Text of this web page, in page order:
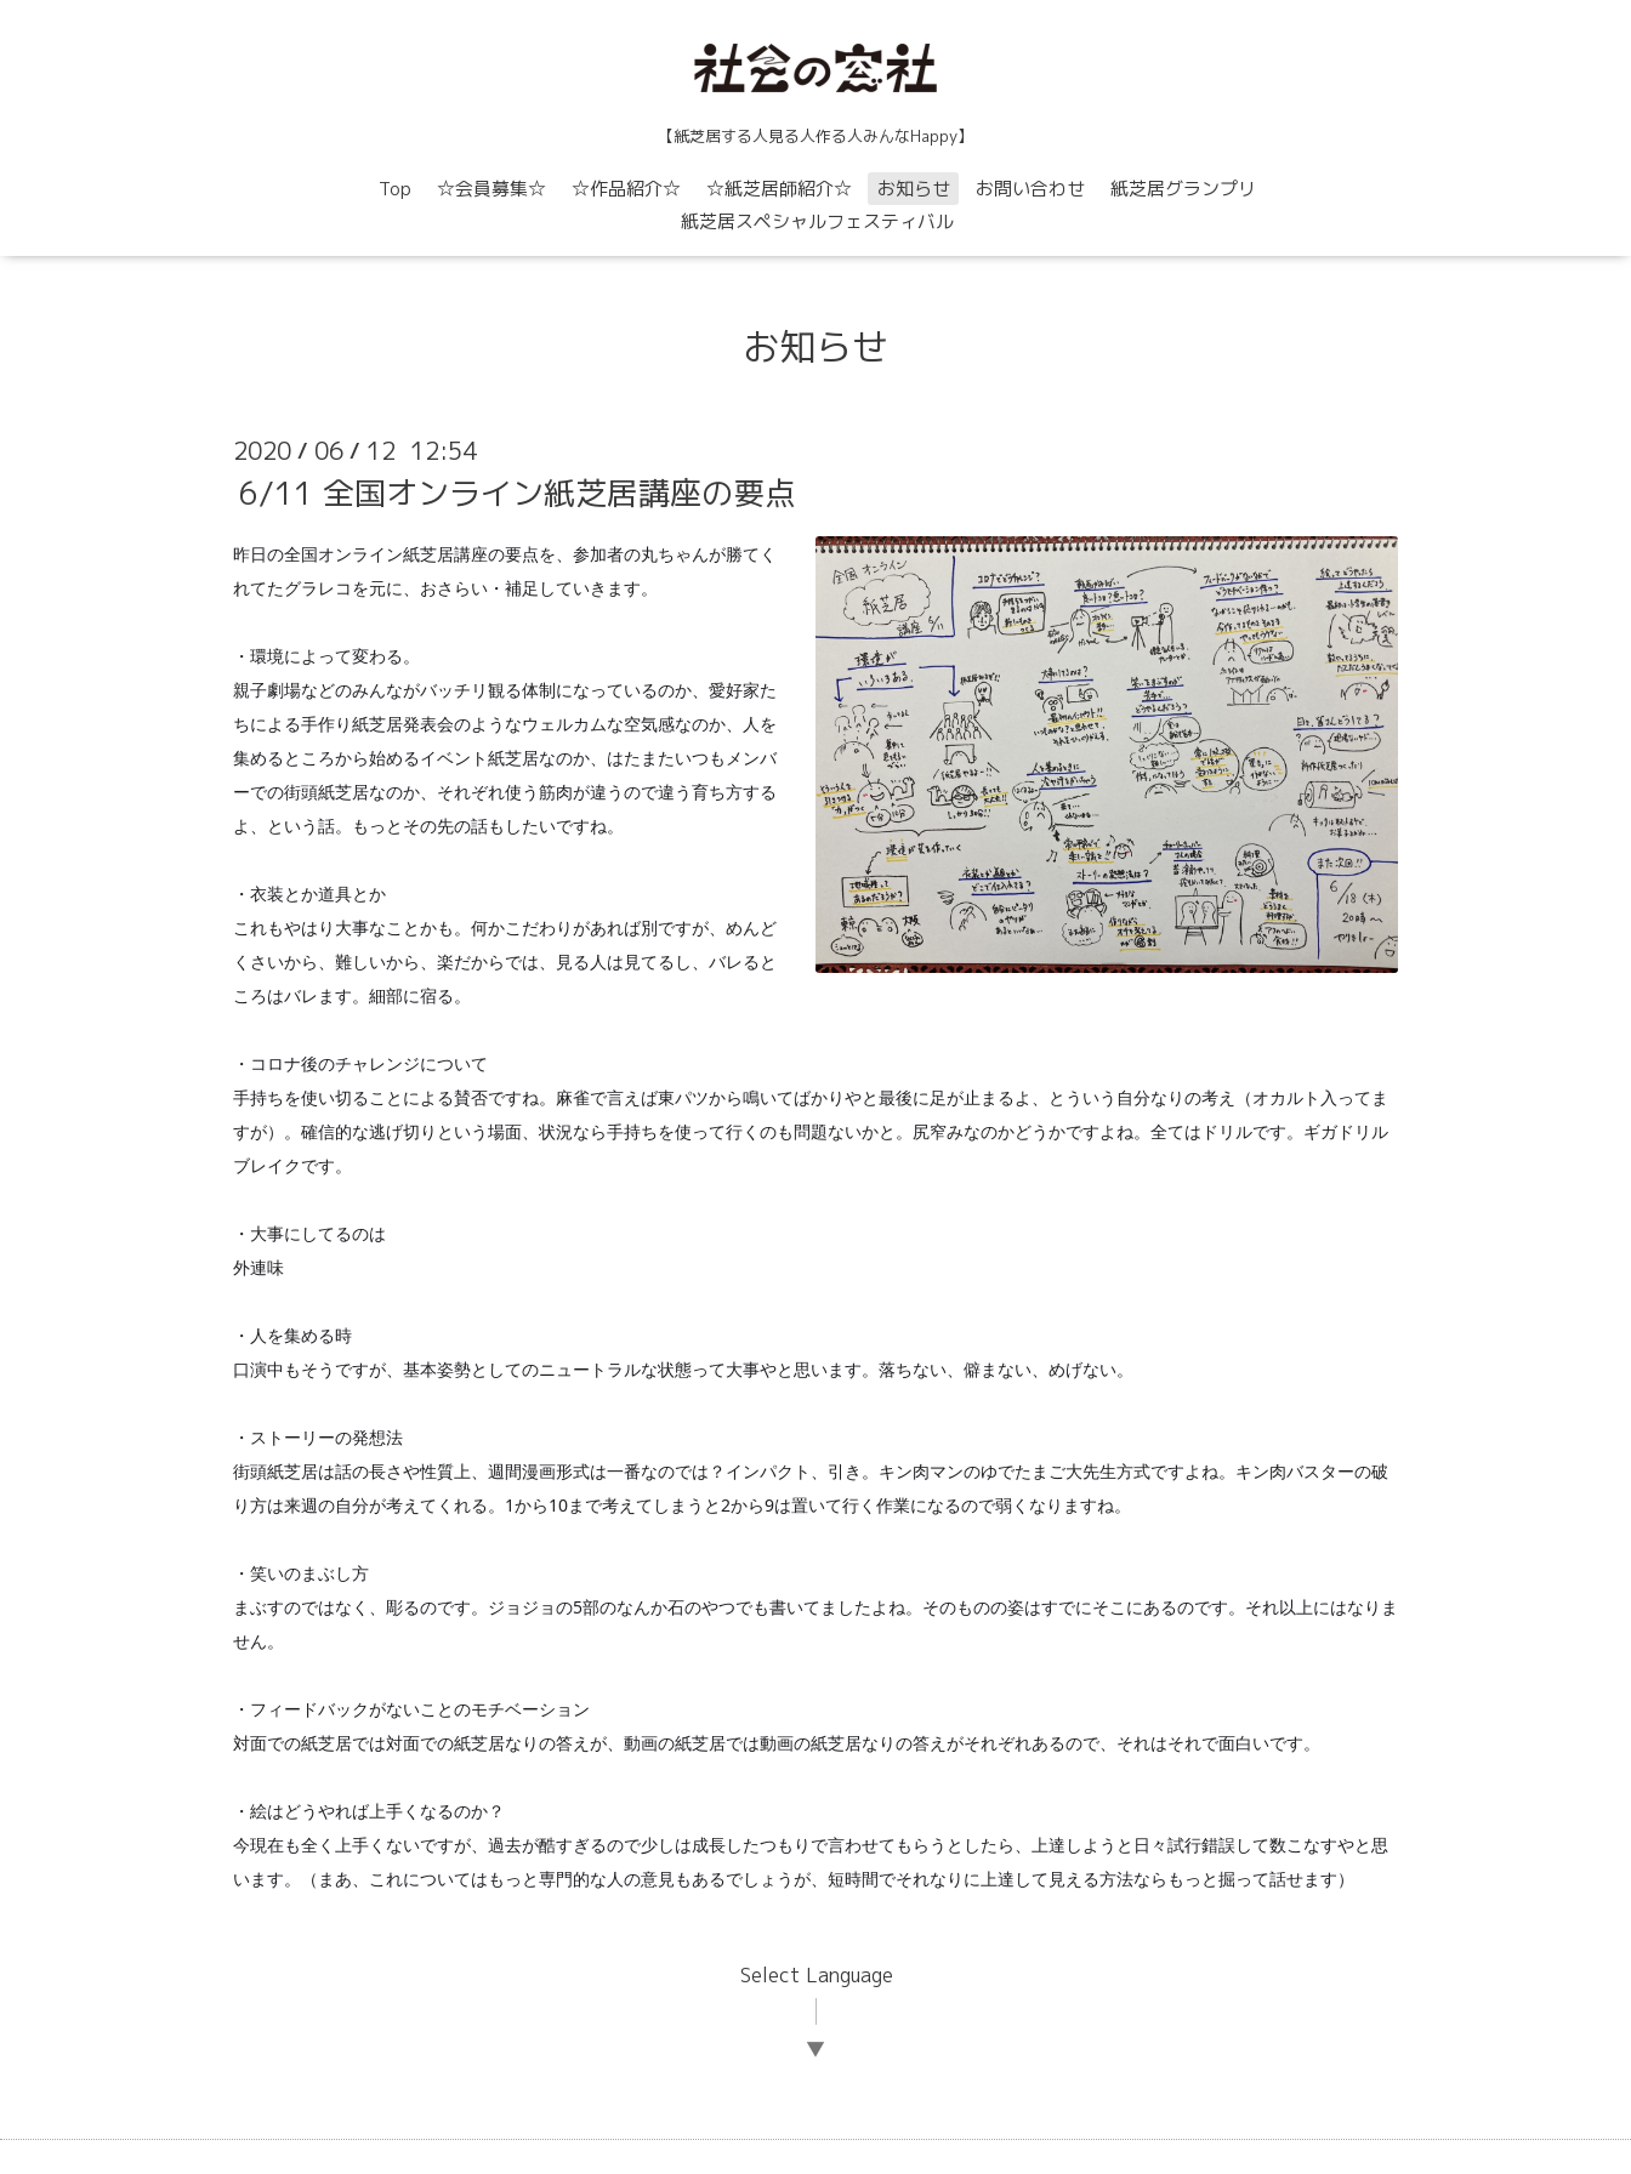
【紙芝居する人見る人作る人みんなHappy】
Top ☆会員募集☆ ☆作品紹介☆ ☆紙芝居師紹介☆ お知らせ お問い合わせ
紙芝居グランプリ
紙芝居スペシャルフェスティバル
お知らせ
2020 / 06 / 12 12:54
6/11 全国オンライン紙芝居講座の要点
昨日の全国オンライン紙芝居講座の要点を、参加者の丸ちゃんが勝てく
れてたグラレコを元に、おさらい・補足していきます。
・環境によって変わる。
親子劇場などのみんながバッチリ観る体制になっているのか、愛好家た
ちによる手作り紙芝居発表会のようなウェルカムな空気感なのか、人を
集めるところから始めるイベン ト紙芝居なのか、はたまたいつもメンバ
ーでの街頭紙芝居なのか、それぞれ使う筋肉が違うので違う育ち方する
よ、
という話。もっとその先の話もしたいですね。
・衣装とか道具とか
これもやはり大事なことかも。何かこだわりがあれば別ですが、めんど
くさいから、難しいから、楽だからでは、見る人は見てるし、バレると
ころはバレます。細部に宿る。
・コロナ後のチャレンジについて
手持ちを使い切ることによる賛否ですね。麻雀で言えば東パツから鳴いてばかりやと最後に足が止まるよ、とういう 自分なりの考え（オカルト入ってま
すが）。確信的な逃げ切りという場面、状況なら手持ちを使って行くのも問題ないかと。尻窄みなのかどうかですよね。全てはドリルです。ギガドリル
ブレイクです。
・大事にしてるのは
外連味
・人を集める時
口演中もそうですが、基本姿勢としてのニュートラルな状態って大事やと思います。落ちない、僻まない、めげない。
・ストーリーの発想法
街頭紙芝居は話の長さや性質上、週間漫画形式は一番なのでは？インパクト、引き。キン肉マンのゆでたまご大先生方式ですよね。キン肉バスターの破
り方は来週の自分が考えてくれる。1から10まで考えてしまうと2から9は置いて行く作業になるので弱くなりますね。
・笑いのまぶし方
まぶすのではなく、彫るのです。ジョジョの5部のなんか石のやつでも書いてましたよね。そのものの姿はすでにそこにあるのです。それ以上にはなりま
せん。
・フィードバックがないことのモチベーション
対面での紙芝居では対面での紙芝居なりの答えが、動画の紙芝居では動画の紙芝居なりの答えがそれぞれあるので、 それはそれで面白いです。
・絵はどうやれば上手くなるのか？
今現在も全く上手くないですが、過去が酷すぎるので少しは成長したつもりで言わせてもらうとしたら、上達しよう と日々試行錯誤して数こなすやと思
います。（まあ、これについてはもっと専門的な人の意見もあるでしょうが、短時間でそれなりに上達して見える方法ならもっと掘って話せます）
Select Language
▼